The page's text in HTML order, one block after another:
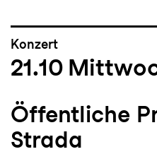
Konzert
21.10
Öffentliche
Strada